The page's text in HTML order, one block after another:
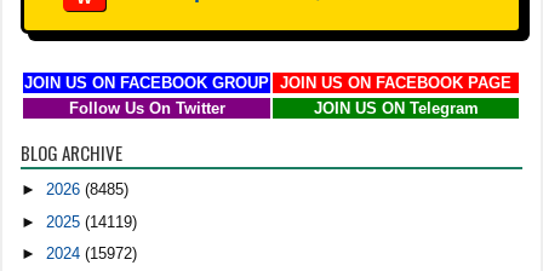
JOIN US ON FACEBOOK GROUP
JOIN US ON FACEBOOK PAGE
Follow Us On Twitter
JOIN US ON Telegram
BLOG ARCHIVE
►2026(8485)
► 2025(14119)
► 2024(15972)